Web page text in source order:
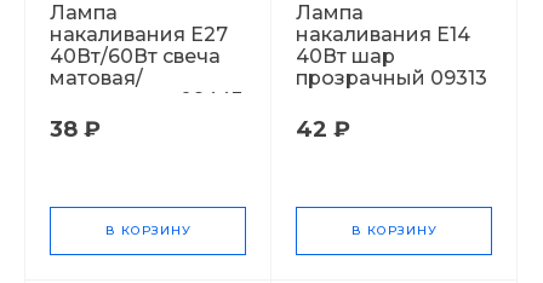
Лампа
накаливания Е27
40Вт/60Вт свеча
матовая/
прозрачная 09443
38 ₽
В КОРЗИНУ
Лампа
накаливания Е14
40Вт шар
прозрачный 09313
42 ₽
В КОРЗИНУ